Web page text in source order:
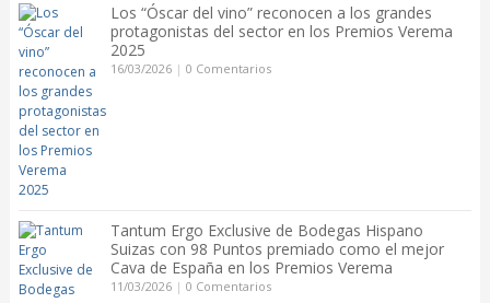
Los “Óscar del vino” reconocen a los grandes
protagonistas del sector en los Premios Verema
2025
16/03/2026| 0 Comentarios
Tantum Ergo Exclusive de Bodegas Hispano
Suizas con 98 Puntos premiado como el mejor
Cava de España en los Premios Verema
11/03/2026| 0 Comentarios